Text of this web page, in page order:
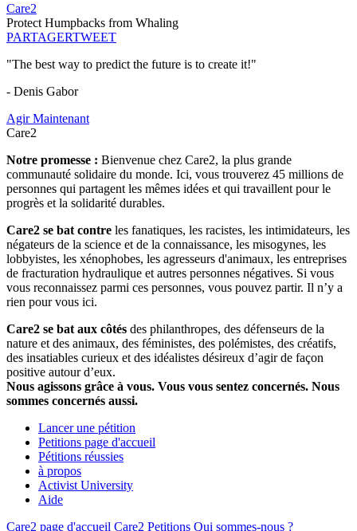
Care2
Protect Humpbacks from Whaling
PARTAGERTWEET
"The best way to predict the future is to create it!"
- Denis Gabor
Agir Maintenant
Care2
Notre promesse : Bienvenue chez Care2, la plus grande
communauté solidaire du monde. Ici, vous trouverez 45 millions de
personnes qui partagent les mêmes idées et qui travaillent pour le
progrès et la solidarité durables.
Care2 se bat contre les fanatiques, les racistes, les intimidateurs, les
négateurs de la science et de la connaissance, les misogynes, les
lobbyistes, les xénophobes, les agresseurs d'animaux, les entreprises
de fracturation hydraulique et autres personnes négatives. Si vous
vous reconnaissez parmi ces personnes, vous pouvez partir. Il n’y a
rien pour vous ici.
Care2 se bat aux côtés des philanthropes, des défenseurs de la
nature et des animaux, des féministes, des polémistes, des créatifs,
des insatiables curieux et des idéalistes désireux d’agir de façon
positive autour d’eux.
Nous agissons grâce à vous. Vous vous sentez concernés. Nous
sommes concernés aussi.
Lancer une pétition
Petitions page d'accueil
Pétitions réussies
à propos
Activist University
Aide
Care2 page d'accueil Care2 Petitions Qui sommes-nous ?